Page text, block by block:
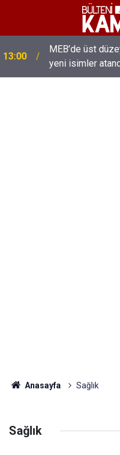
13:00
MEB’de üst
yeni isimler
Anasayfa Sağlık
Sağlık